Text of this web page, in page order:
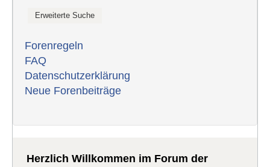
Forenregeln
FAQ
Datenschutzerklärung
Neue Forenbeiträge
Herzlich Willkommen im Forum der